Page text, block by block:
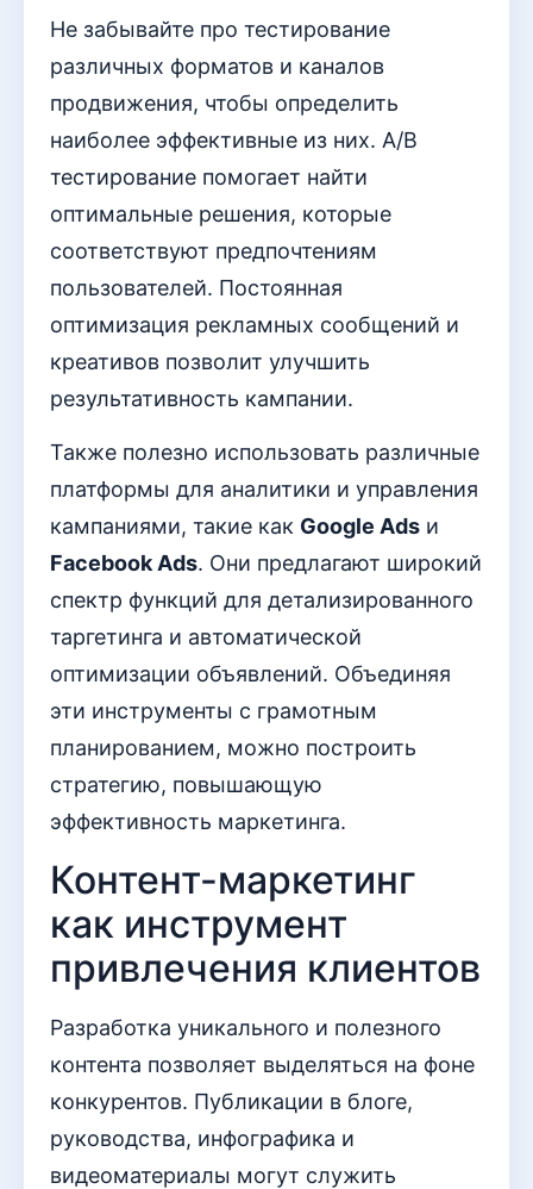
Не забывайте про тестирование
различных форматов и каналов
продвижения, чтобы определить
наиболее эффективные из них. A/B
тестирование помогает найти
оптимальные решения, которые
соответствуют предпочтениям
пользователей. Постоянная
оптимизация рекламных сообщений и
креативов позволит улучшить
результативность кампании.
Также полезно использовать различные
платформы для аналитики и управления
кампаниями, такие как Google Ads и
Facebook Ads. Они предлагают широкий
спектр функций для детализированного
таргетинга и автоматической
оптимизации объявлений. Объединяя
эти инструменты с грамотным
планированием, можно построить
стратегию, повышающую
эффективность маркетинга.
Контент-маркетинг
как инструмент
привлечения клиентов
Разработка уникального и полезного
контента позволяет выделяться на фоне
конкурентов. Публикации в блоге,
руководства, инфографика и
видеоматериалы могут служить